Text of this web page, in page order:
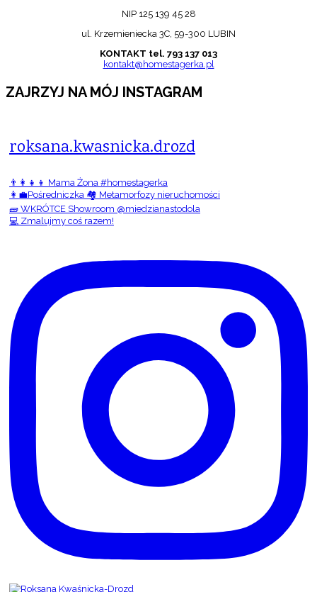
NIP 125 139 45 28
ul. Krzemieniecka 3C, 59-300 LUBIN
KONTAKT tel. 793 137 013
kontakt@homestagerka.pl
ZAJRZYJ NA MÓJ INSTAGRAM
roksana.kwasnicka.drozd
👨‍👩‍👧‍👦 Mama Żona #homestagerka
👩‍💼Pośredniczka 🏘️ Metamorfozy nieruchomości
🧱 WKRÓTCE Showroom @miedzianastodola
💻 Zmalujmy coś razem!